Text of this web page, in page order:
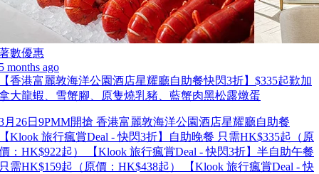
數優惠
months ago
香港富麗敦海洋公園酒店星耀廳自助餐快閃3折】$335起歎加
大龍蝦、雪蟹腳、原隻燒乳豬、藍蟹肉黑松露燉蛋
月26日9PMM開搶 香港富麗敦海洋公園酒店星耀廳自助餐
Klook 旅行瘋賞Deal - 快閃3折】自助晚餐 只需HK$335起（原
：HK$922起） 【Klook 旅行瘋賞Deal - 快閃3折】半自助午餐
需HK$159起（原價：HK$438起） 【Klook 旅行瘋賞Deal - 快